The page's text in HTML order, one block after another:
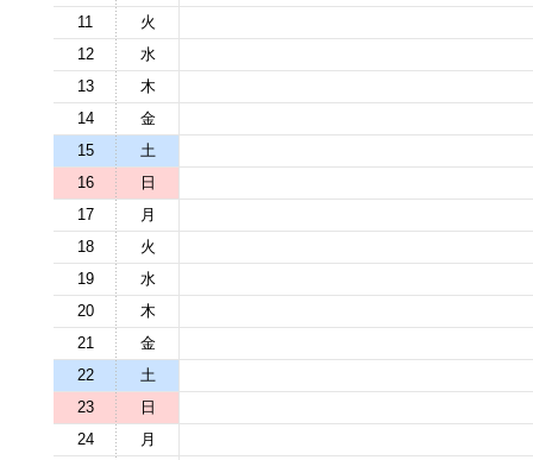
11
火
12
水
13
木
14
金
15
土
16
日
17
月
18
火
19
水
20
木
21
金
22
土
23
日
24
月